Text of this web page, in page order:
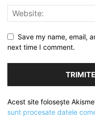
Save my name, email,
next time I comment.
Acest site folosește
sunt procesate datele